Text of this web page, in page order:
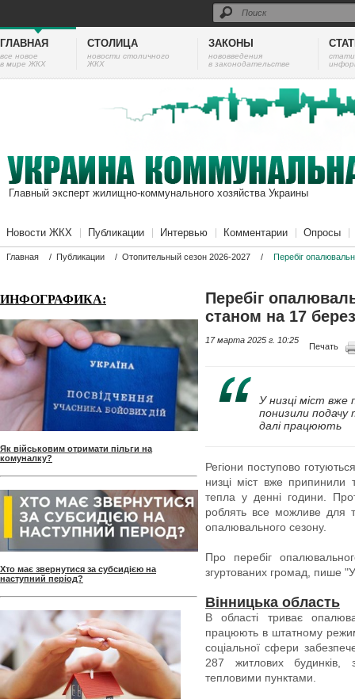
ГЛАВНАЯ
все новое
в мире ЖКХ
СТОЛИЦА
новости столичного
ЖКХ
ЗАКОНЫ
нововведения
в законодательстве
Главный эксперт жилищно-коммунального хозяйства Украины
Новости ЖКХ Публикации Интервью Комментарии Опросы
Главная / Публикации / Отопительный сезон 2026-2027 / Перебіг
ИНФОГРАФИКА:
Як військовим отримати пільги на
комуналку?
Хто має звернутися за субсидією на
наступний період?
Перебіг
станом на 17
17 марта 2025 г. 10:25
Печать
У низці міст
понизили подачу
далі працюють
Регіони поступово
низці міст вже
тепла у денні години.
роблять все можливе для
опалювального сезону.
Про перебіг
згуртованих громад, пише
Вінницька область
В області триває
працюють в штатному
соціальної сфери
287 житлових будинків,
тепловими пунктами.